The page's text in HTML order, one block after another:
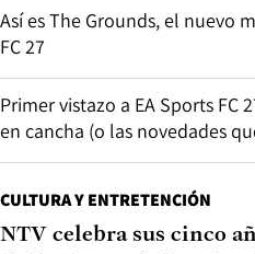
Así es The Grounds, el nuevo
FC 27
Primer vistazo a EA Sports FC
en cancha (o las novedades
CULTURA Y ENTRETENCIÓN
NTV celebra sus cinco